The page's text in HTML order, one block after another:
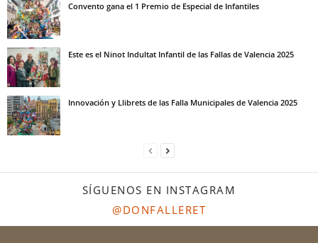
Convento gana el 1 Premio de Especial de Infantiles
Este es el Ninot Indultat Infantil de las Fallas de Valencia 2025
Innovación y Llibrets de las Falla Municipales de Valencia 2025
SÍGUENOS EN INSTAGRAM
@DONFALLERET